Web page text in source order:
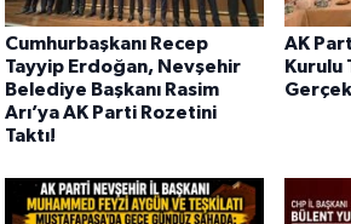
Cumhurbaşkanı Recep
Tayyip Erdoğan, Nevşehir
Belediye Başkanı Rasim
Arı’ya AK Parti Rozetini
Taktı!
AK
Kurulu